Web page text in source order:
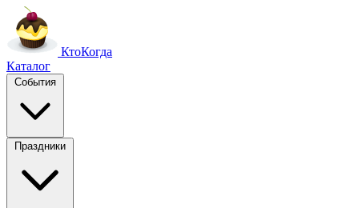
КтоКогда
Каталог
События
Праздники